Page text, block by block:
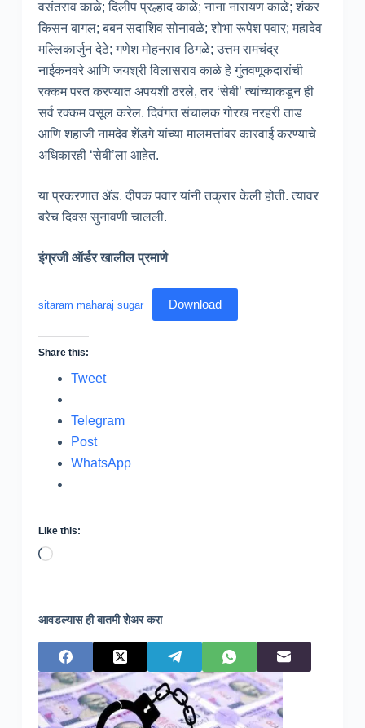
वसंतराव काळे; दिलीप प्रल्हाद काळे; नाना नारायण काळे; शंकर
किसन बागल; बबन सदाशिव सोनावळे; शोभा रूपेश पवार; महादेव
मल्लिकार्जुन देठे; गणेश मोहनराव ठिगळे; उत्तम रामचंद्र
नाईकनवरे आणि जयश्री विलासराव काळे हे गुंतवणूकदारांची
रक्कम परत करण्यात अपयशी ठरले, तर ‘सेबी’ त्यांच्याकडून ही
सर्व रक्कम वसूल करेल. दिवंगत संचालक गोरख नरहरी ताड
आणि शहाजी नामदेव शेंडगे यांच्या मालमत्तांवर कारवाई करण्याचे
अधिकारही ‘सेबी’ला आहेत.
या प्रकरणात ॲड. दीपक पवार यांनी तक्रार केली होती. त्यावर
बरेच दिवस सुनावणी चालली.
इंग्रजी ऑर्डर खालील प्रमाणे
sitaram maharaj sugar Download
Share this:
Tweet
Telegram
Post
WhatsApp
Like this:
Loading…
आवडल्यास ही बातमी शेअर करा